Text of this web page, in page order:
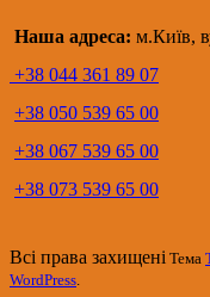
Наша адреса: м.Київ,
+38 044 361 89 07
+38 050 539 65 00
+38 067 539 65 00
+38 073 539 65 00
Всі права захищені Тема
WordPress